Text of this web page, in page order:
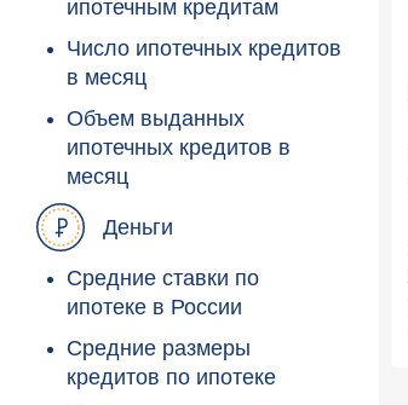
ипотечным кредитам
Число ипотечных кредитов
в месяц
Объем выданных
ипотечных кредитов в
месяц
Деньги
Средние ставки по
ипотеке в России
Средние размеры
кредитов по ипотеке